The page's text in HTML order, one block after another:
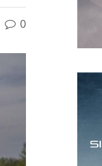
0